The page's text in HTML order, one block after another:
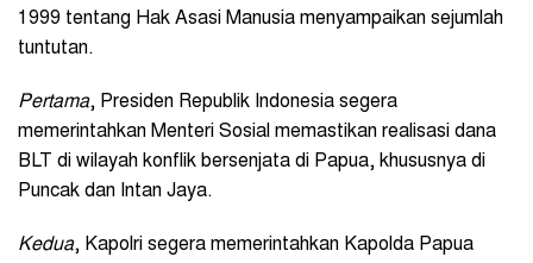
1999 tentang Hak Asasi Manusia menyampaikan sejumlah
tuntutan.
Pertama, Presiden Republik Indonesia segera
memerintahkan Menteri Sosial memastikan realisasi dana
BLT di wilayah konflik bersenjata di Papua, khususnya di
Puncak dan Intan Jaya.
Kedua, Kapolri segera memerintahkan Kapolda Papua